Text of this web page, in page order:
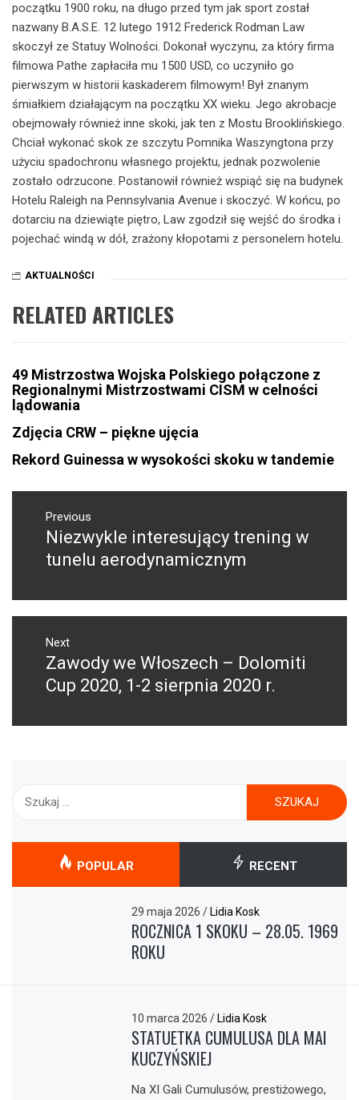
początku 1900 roku, na długo przed tym jak sport został
nazwany B.A.S.E. 12 lutego 1912 Frederick Rodman Law
skoczył ze Statuy Wolności. Dokonał wyczynu, za który firma
filmowa Pathe zapłaciła mu 1500 USD, co uczyniło go
pierwszym w historii kaskaderem filmowym! Był znanym
śmiałkiem działającym na początku XX wieku. Jego akrobacje
obejmowały również inne skoki, jak ten z Mostu Brooklińskiego.
Chciał wykonać skok ze szczytu Pomnika Waszyngtona przy
użyciu spadochronu własnego projektu, jednak pozwolenie
zostało odrzucone. Postanowił również wspiąć się na budynek
Hotelu Raleigh na Pennsylvania Avenue i skoczyć. W końcu, po
dotarciu na dziewiąte piętro, Law zgodził się wejść do środka i
pojechać windą w dół, zrażony kłopotami z personelem hotelu.
AKTUALNOŚCI
RELATED ARTICLES
49 Mistrzostwa Wojska Polskiego połączone z
Regionalnymi Mistrzostwami CISM w celności
lądowania
Zdjęcia CRW – piękne ujęcia
Rekord Guinessa w wysokości skoku w tandemie
NAWIGACJA
WPISUPrevious
Previous
post:
Niezwykle interesujący trening w
tunelu aerodynamicznym
Next
Next
post:
Zawody we Włoszech – Dolomiti
Cup 2020, 1-2 sierpnia 2020 r.
POPULAR RECENT
29 maja 2026/ Lidia Kosk
ROCZNICA 1 SKOKU – 28.05. 1969
ROKU
10 marca 2026/ Lidia Kosk
STATUETKA CUMULUSA DLA MAI
KUCZYŃSKIEJ
Na XI Gali Cumulusów, prestiżowego,